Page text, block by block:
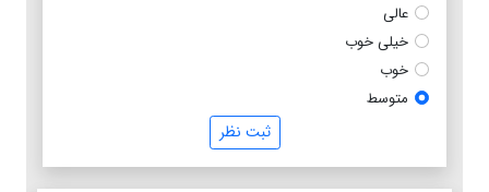
عالی
خیلی خوب
خوب
متوسط
ثبت نظر